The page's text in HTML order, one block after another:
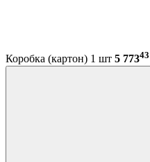
Коробка (картон) 1 шт 5 77343